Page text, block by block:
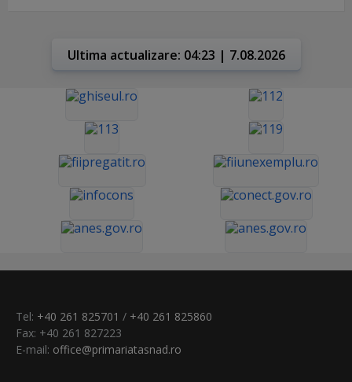
Ultima actualizare: 04:23 | 7.08.2026
Tel: +40 261 825701 / +40 261 825860
Fax: +40 261 827223
E-mail: office@primariatasnad.ro